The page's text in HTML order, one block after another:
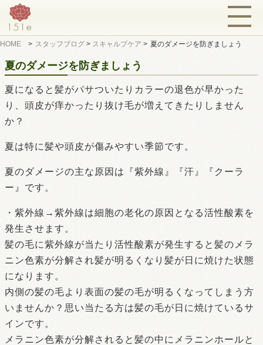
HOME > スタッフブログ > スキャルプケア > 夏のダメージを防ぎましょう
夏のダメージを防ぎましょう
夏になると髪がパサついたりカラーの退色が早かった
り、頭皮が痒かったり抜け毛が増えてきたりしません
か？
夏は特に髪や頭皮が傷みやすい季節です。
夏のダメージの主な原因は『紫外線』『汗』『クーラ
ー』です。
・紫外線→紫外線は細胞の老化の原因となる活性酸素を
発生させます。
髪の毛に紫外線が当たり活性酸素が発生すると髪のメラ
ニン色素が分解され髪が明るくなり髪が日に焼けた状態
になります。
内側の髪の毛より表面の髪の毛が明るくなってしまう方
いませんか？思い当たる方は髪の毛が日に焼けているサ
インです。
メラニン色素が分解されると髪の中にメラニンホールと